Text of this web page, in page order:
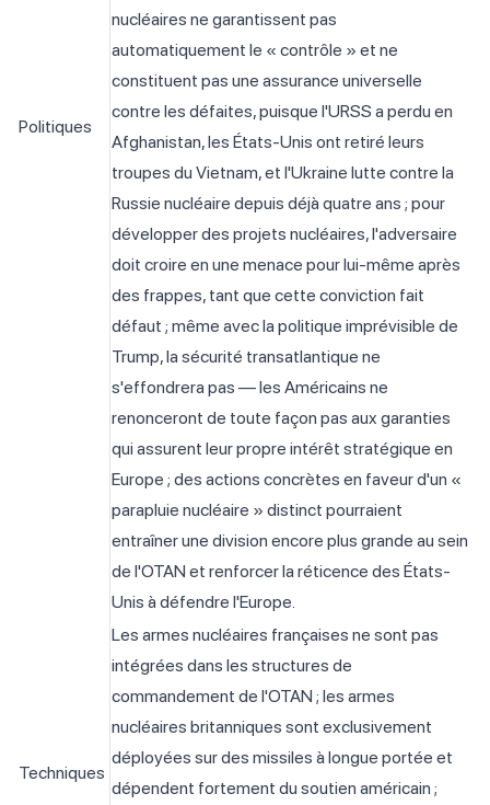
Politiques
nucléaires ne garantissent pas
automatiquement le « contrôle » et ne
constituent pas une assurance universelle
contre les défaites, puisque l'URSS a perdu en
Afghanistan, les États-Unis ont retiré leurs
troupes du Vietnam, et l'Ukraine lutte contre la
Russie nucléaire depuis déjà quatre ans ; pour
développer des projets nucléaires, l'adversaire
doit croire en une menace pour lui-même après
des frappes, tant que cette conviction fait
défaut ; même avec la politique imprévisible de
Trump, la sécurité transatlantique ne
s'effondrera pas — les Américains ne
renonceront de toute façon pas aux garanties
qui assurent leur propre intérêt stratégique en
Europe ; des actions concrètes en faveur d'un «
parapluie nucléaire » distinct pourraient
entraîner une division encore plus grande au sein
de l'OTAN et renforcer la réticence des États-
Unis à défendre l'Europe.
Techniques
Les armes nucléaires françaises ne sont pas
intégrées dans les structures de
commandement de l'OTAN ; les armes
nucléaires britanniques sont exclusivement
déployées sur des missiles à longue portée et
dépendent fortement du soutien américain ;